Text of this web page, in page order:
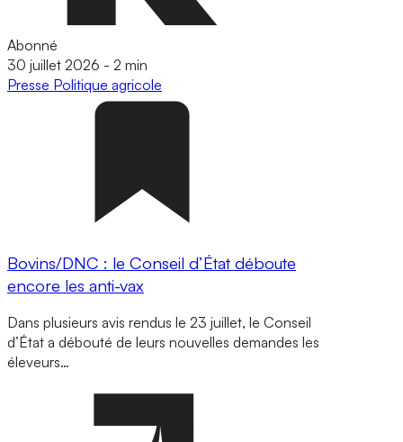
Abonné
30 juillet 2026 - 2 min
Presse Politique agricole
Bovins/DNC : le Conseil d’État déboute
encore les anti-vax
Dans plusieurs avis rendus le 23 juillet, le Conseil
d’État a débouté de leurs nouvelles demandes les
éleveurs…